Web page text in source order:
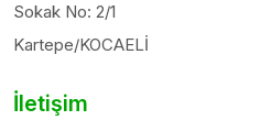
Sokak No: 2/1
Kartepe/KOCAELİ
İletişim